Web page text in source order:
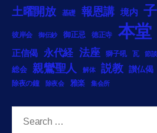
土曜開放 基礎 報恩講 境内
彼岸会 御伝鈔 御正忌 徳正寺 本堂
正信偈 永代経 法座 獅子吼 瓦 節談
総会 親鸞聖人 解体 説教 讃仏偈
除夜の鐘 除夜会 雅楽 集会所